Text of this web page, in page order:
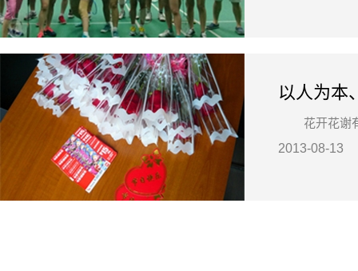
以人为本
花开花谢
2013-08-13